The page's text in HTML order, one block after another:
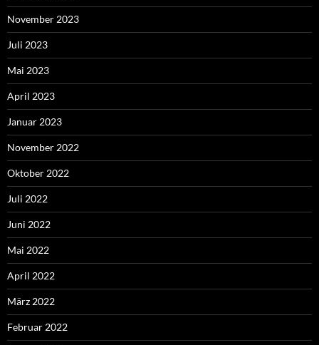
November 2023
Juli 2023
Mai 2023
April 2023
Januar 2023
November 2022
Oktober 2022
Juli 2022
Juni 2022
Mai 2022
April 2022
März 2022
Februar 2022